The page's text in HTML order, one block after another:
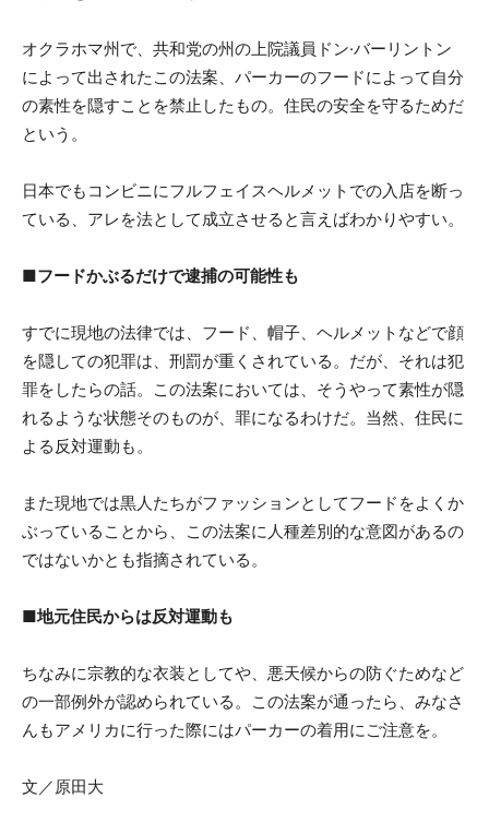
オクラホマ州で、共和党の州の上院議員ドン·バーリントン
によって出されたこの法案、パーカーのフードによって自分
の素性を隠すことを禁止したもの。住民の安全を守るためだ
という。
日本でもコンビニにフルフェイスヘルメットでの入店を断っ
ている、アレを法として成立させると言えばわかりやすい。
■フードかぶるだけで逮捕の可能性も
すでに現地の法律では、フード、帽子、ヘルメットなどで顔
を隠しての犯罪は、刑罰が重くされている。だが、それは犯
罪をしたらの話。この法案においては、そうやって素性が隠
れるような状態そのものが、罪になるわけだ。当然、住民に
よる反対運動も。
また現地では黒人たちがファッションとしてフードをよくか
ぶっていることから、この法案に人種差別的な意図があるの
ではないかとも指摘されている。
■地元住民からは反対運動も
ちなみに宗教的な衣装としてや、悪天候からの防ぐためなど
の一部例外が認められている。この法案が通ったら、みなさ
んもアメリカに行った際にはパーカーの着用にご注意を。
文／原田大